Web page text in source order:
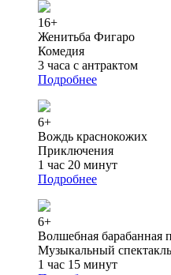
16+
Женитьба Фигаро
Комедия
3 часа с антрактом
Подробнее
6+
Вождь краснокожих
Приключения
1 час 20 минут
Подробнее
6+
Волшебная барабанная
Музыкальный спектакль
1 час 15 минут